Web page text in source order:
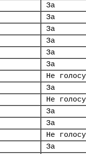
За
За
За
За
За
За
Не
За
Не
За
За
Не
За